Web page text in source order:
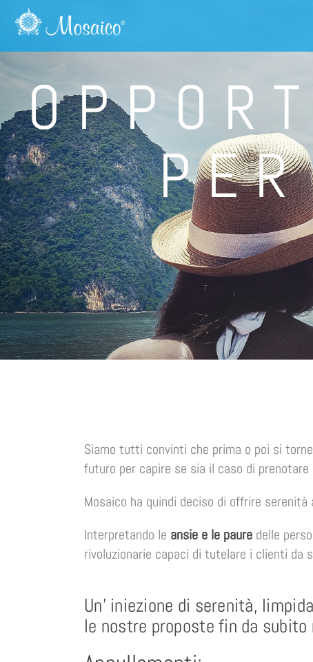
Siamo tutti convinti che prima o poi si
futuro per capire se sia il caso di
Mosaico ha quindi deciso di offrire
Interpretando le ansie e le paure delle
rivoluzionarie capaci di tutelare i clienti da
Un’ iniezione di serenità,
le nostre proposte fin da